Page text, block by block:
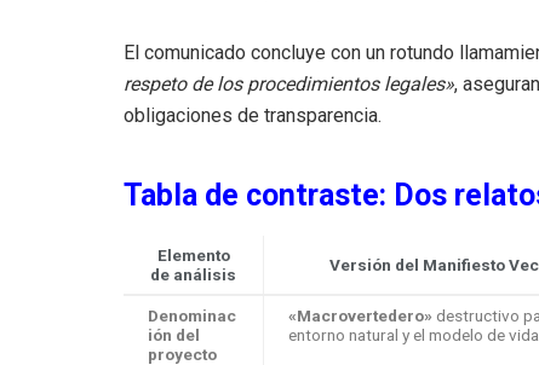
El comunicado concluye con un rotundo
respeto de los procedimientos legales»,
obligaciones de transparencia.
Tabla de contraste: Dos
Elemento
de análisis
Versión del Manifiesto
Denominac
ión del
proyecto
«Macrovertedero» destructivo
entorno natural y el modelo de vida